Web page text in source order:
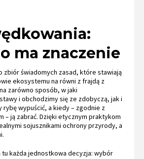
ma znaczenie
zbiór świadomych zasad, które stawiają
ekosystemu na równi z frajdą z
zarówno sposób, w jaki
i obchodzimy się ze zdobyczą, jak i
wypuścić, a kiedy – zgodnie z
– ją zabrać. Dzięki etycznym praktykom
sojusznikami ochrony przyrody, a
tu każda jednostkowa decyzja: wybór